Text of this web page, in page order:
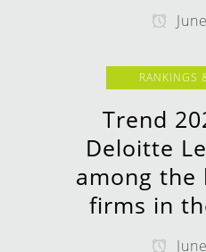
RANKINGS
Trend
Deloitte
among the
firms in